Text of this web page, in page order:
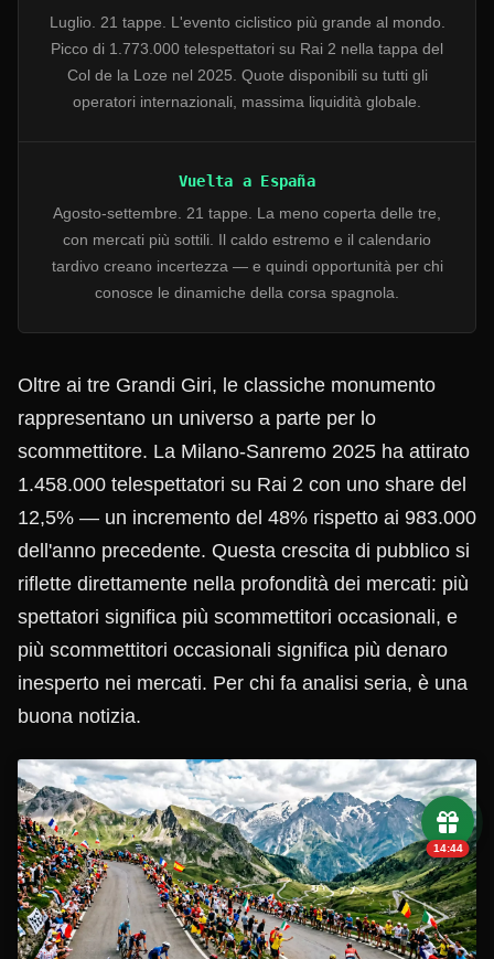
Luglio. 21 tappe. L'evento ciclistico più grande al mondo.
Picco di 1.773.000 telespettatori su Rai 2 nella tappa del
Col de la Loze nel 2025. Quote disponibili su tutti gli
operatori internazionali, massima liquidità globale.
Vuelta a España
Agosto-settembre. 21 tappe. La meno coperta delle tre,
con mercati più sottili. Il caldo estremo e il calendario
tardivo creano incertezza — e quindi opportunità per chi
conosce le dinamiche della corsa spagnola.
Oltre ai tre Grandi Giri, le classiche monumento
rappresentano un universo a parte per lo
scommettitore. La Milano-Sanremo 2025 ha attirato
1.458.000 telespettatori su Rai 2 con uno share del
12,5% — un incremento del 48% rispetto ai 983.000
dell'anno precedente. Questa crescita di pubblico si
riflette direttamente nella profondità dei mercati: più
spettatori significa più scommettitori occasionali, e
più scommettitori occasionali significa più denaro
inesperto nei mercati. Per chi fa analisi seria, è una
buona notizia.
14:43